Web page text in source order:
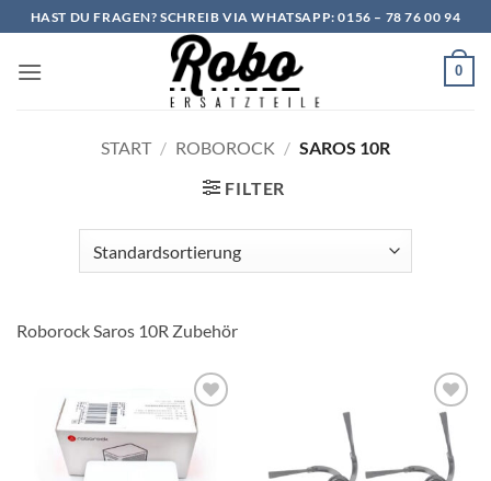
Zum
Inhalt
springen
HAST DU FRAGEN? SCHREIB VIA WHATSAPP: 0156 – 78 76 00 94
0
START / ROBOROCK / SAROS 10R
FILTER
Roborock Saros 10R Zubehör
Add to
wishlist
Add to
wishlist